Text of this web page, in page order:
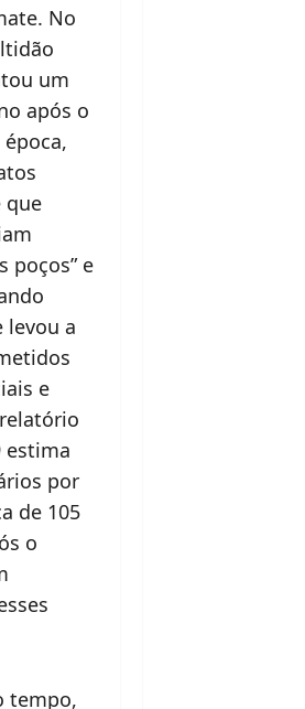
No
um
após o
que
poços” e
levou a
e
estima
por
de 105
o
tempo,